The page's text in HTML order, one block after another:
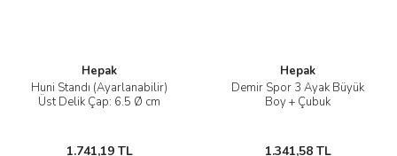
Hepak
Huni Standı (Ayarlanabilir)
Üst Delik Çap: 6.5 Ø cm
1.741,19 TL
Hepak
Demir Spor 3 Ayak Büyük
Boy + Çubuk
1.341,58 TL